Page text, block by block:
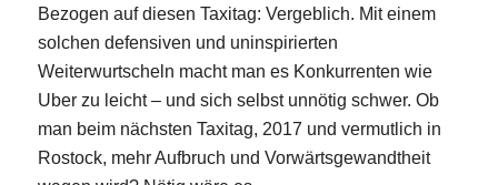
Bezogen auf diesen Taxitag: Vergeblich. Mit einem
solchen defensiven und uninspirierten
Weiterwurtscheln macht man es Konkurrenten wie
Uber zu leicht – und sich selbst unnötig schwer. Ob
man beim nächsten Taxitag, 2017 und vermutlich in
Rostock, mehr Aufbruch und Vorwärtsgewandtheit